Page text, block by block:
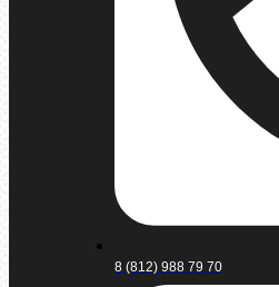
8 (812) 988 79 70